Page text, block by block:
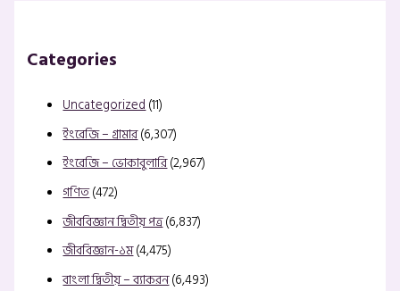
Categories
Uncategorized(11)
ইংরেজি – গ্রামার(6,307)
ইংরেজি – ভোকাবুলারি(2,967)
গণিত(472)
জীববিজ্ঞান দ্বিতীয় পত্র(6,837)
জীববিজ্ঞান-১ম(4,475)
বাংলা দ্বিতীয় – ব্যাকরন(6,493)